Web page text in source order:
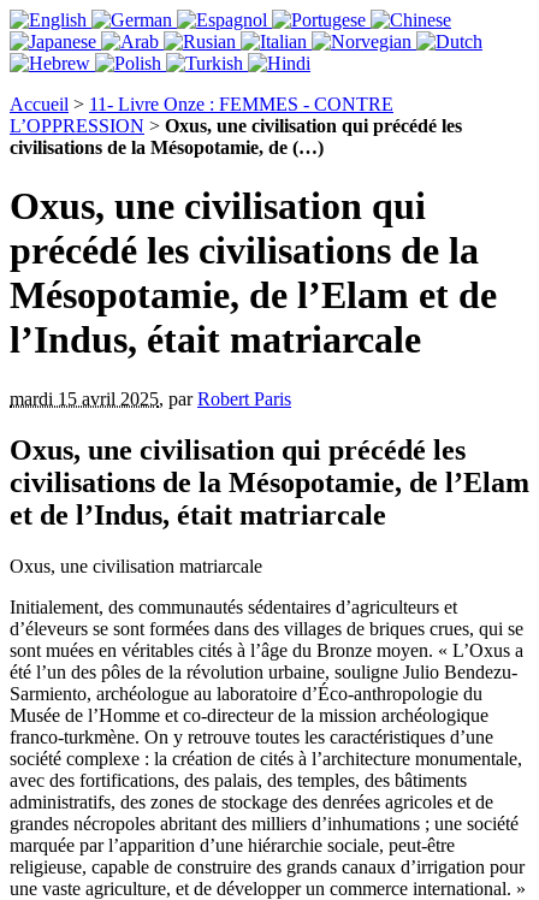
Accueil > 11- Livre Onze : FEMMES - CONTRE
L’OPPRESSION > Oxus, une civilisation qui précédé les
civilisations de la Mésopotamie, de (…)
Oxus, une civilisation qui
précédé les civilisations de la
Mésopotamie, de l’Elam et de
l’Indus, était matriarcale
mardi 15 avril 2025, parRobert Paris
Oxus, une civilisation qui précédé les
civilisations de la Mésopotamie, de l’Elam
et de l’Indus, était matriarcale
Oxus, une civilisation matriarcale
Initialement, des communautés sédentaires d’agriculteurs et
d’éleveurs se sont formées dans des villages de briques crues, qui se
sont muées en véritables cités à l’âge du Bronze moyen. « L’Oxus a
été l’un des pôles de la révolution urbaine, souligne Julio Bendezu-
Sarmiento, archéologue au laboratoire d’Éco-anthropologie du
Musée de l’Homme et co-directeur de la mission archéologique
franco-turkmène. On y retrouve toutes les caractéristiques d’une
société complexe : la création de cités à l’architecture monumentale,
avec des fortifications, des palais, des temples, des bâtiments
administratifs, des zones de stockage des denrées agricoles et de
grandes nécropoles abritant des milliers d’inhumations ; une société
marquée par l’apparition d’une hiérarchie sociale, peut-être
religieuse, capable de construire des grands canaux d’irrigation pour
une vaste agriculture, et de développer un commerce international. »